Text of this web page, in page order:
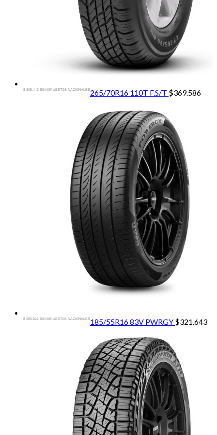
265/70R16 110T F.S/T $369.586
$ 305.443 SIN IMPUESTOS NACIONALES
185/55R16 83V PWRGY $321.643
$ 265.821 SIN IMPUESTOS NACIONALES